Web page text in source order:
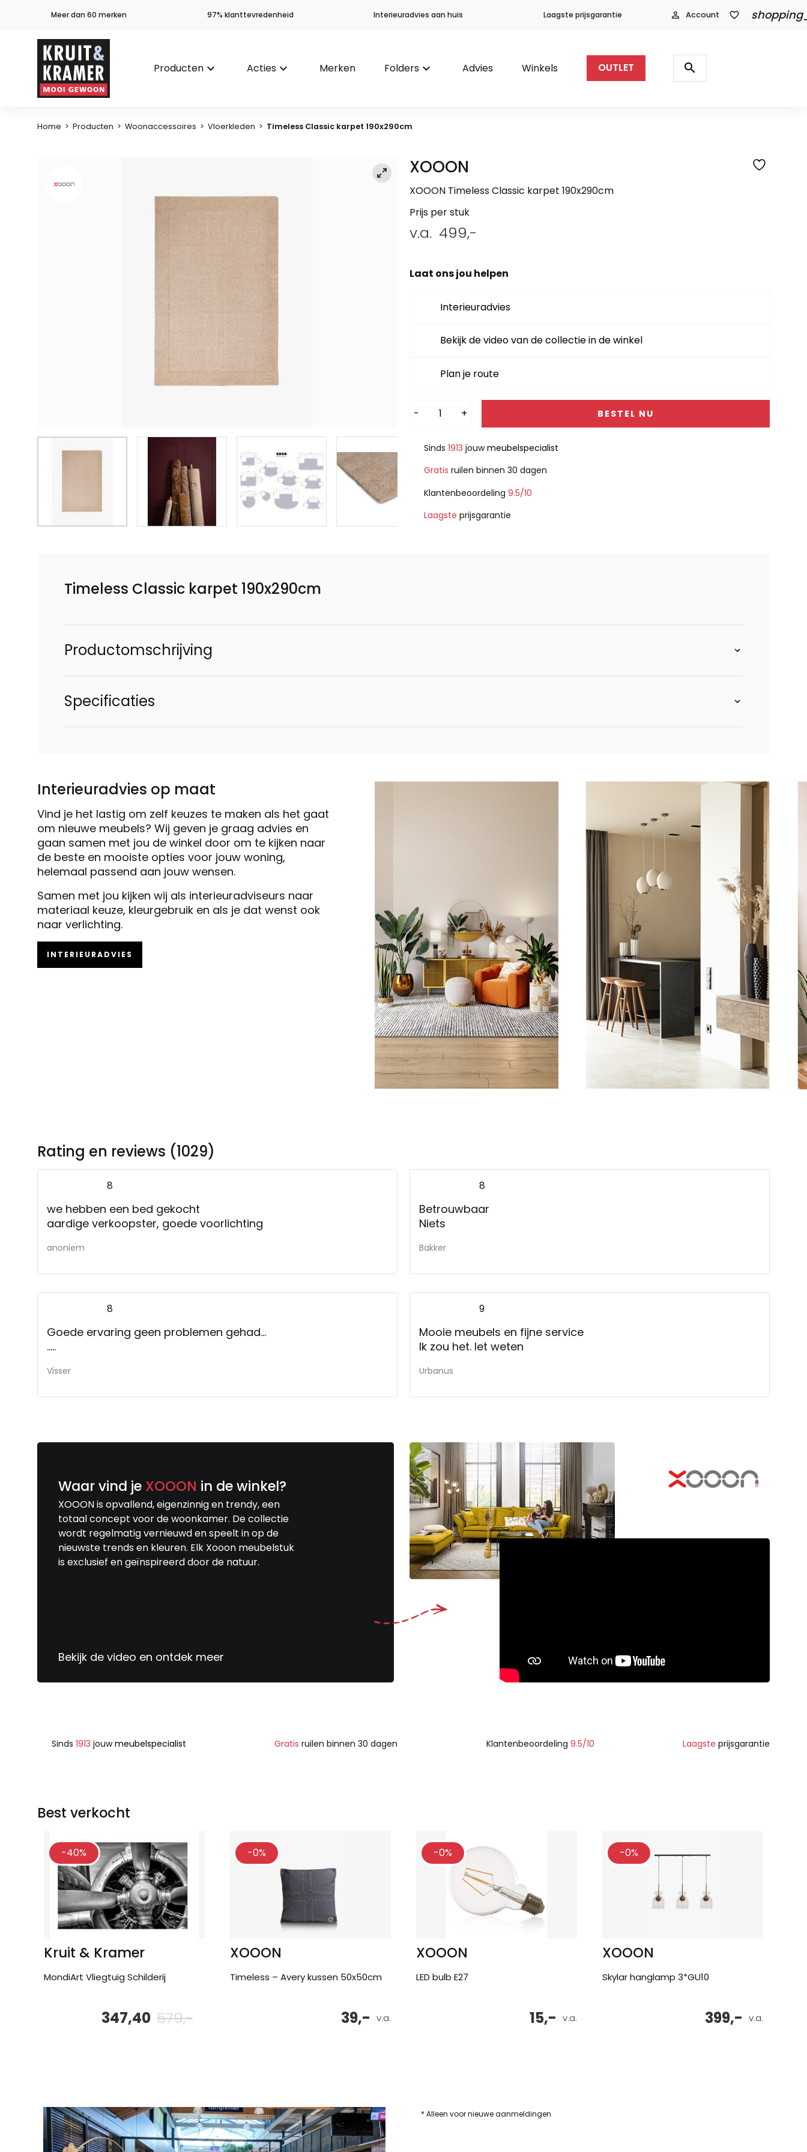
Meer dan 60 merken 97% klanttevredenheid Interieuradvies aan huis Laagste prijsgarantie person_outline Account favorite_border
Producten keyboard_arrow_down Acties keyboard_arrow_down Merken Folders keyboard_arrow_down Advies Winkels OUTLET
Producten
zoeken
search
Home > Producten > Woonaccessoires > Vloerkleden > Timeless Classic karpet 190x290cm
XOOON
XOOON Timeless Classic karpet 190x290cm
Prijs per stuk
v.a. 499,-
Laat ons jou helpen
Interieuradvies
Bekijk de video van de collectie in de winkel
Plan je route
- + BESTEL NU
Alternative:
Sinds 1913 jouwmeubelspecialist
Gratis ruilen binnen 30 dagen
Klantenbeoordeling 9.5/10
Laagste prijsgarantie
Timeless Classic karpet 190x290cm
Productomschrijving
Specificaties
Interieuradvies op maat
Vind je het lastig om zelf keuzes te maken als het gaat
om nieuwe meubels? Wij geven je graag advies en
gaan samen met jou de winkel door om te kijken naar
de beste en mooiste opties voor jouw woning,
helemaal passend aan jouw wensen.
Samen met jou kijken wij als interieuradviseurs naar
materiaal keuze, kleurgebruik en als je dat wenst ook
naar verlichting.
INTERIEURADVIES
Rating en reviews (1029)
8
we hebben een bed gekocht
aardige verkoopster, goede voorlichting
anoniem
8
Betrouwbaar
Niets
Bakker
8
Goede ervaring geen problemen gehad...
.....
Visser
9
Mooie meubels en fijne service
Ik zou het. Iet weten
Urbanus
Waar vind je XOOON in de winkel?
XOOON is opvallend, eigenzinnig en trendy, een
totaal concept voor de woonkamer. De collectie
wordt regelmatig vernieuwd en speelt in op de
nieuwste trends en kleuren. Elk Xooon meubelstuk
is exclusief en geïnspireerd door de natuur.
Bekijk de video en ontdek meer
Sinds 1913 jouwmeubelspecialist Gratis ruilen binnen 30 dagen Klantenbeoordeling 9.5/10 Laagste prijsgarantie
Best verkocht
-40%
Kruit & Kramer
MondiArt Vliegtuig Schilderij
579,-
347,40
-0%
XOOON
Timeless – Avery kussen 50x50cm
v.a.
39,-
-0%
XOOON
LED bulb E27
v.a.
15,-
-0%
XOOON
Skylar hanglamp 3*GU10
v.a.
399,-
* Alleen voor nieuwe aanmeldingen